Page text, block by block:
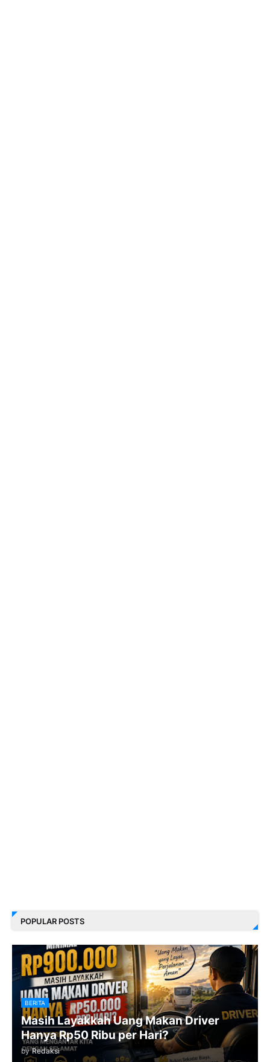
POPULAR POSTS
BERITA
Masih Layakkah Uang Makan Driver
Hanya Rp50 Ribu per Hari?
by Redaksi